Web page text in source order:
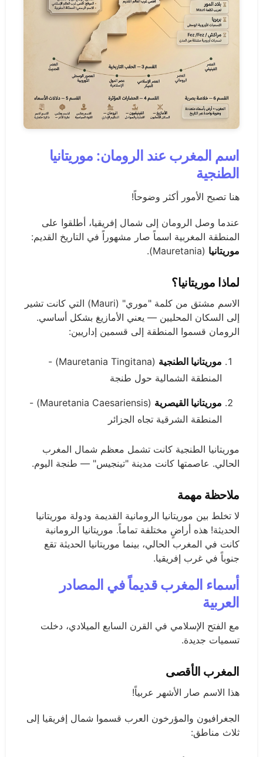
اسم المغرب عند الرومان: موريتانيا
الطنجية
هنا تصبح الأمور أكثر وضوحاً!
عندما وصل الرومان إلى شمال إفريقيا، أطلقوا على
المنطقة المغربية اسماً صار مشهوراً في التاريخ القديم:
موريتانيا (Mauretania).
لماذا موريتانيا؟
الاسم مشتق من كلمة "موري" (Mauri) التي كانت تشير
إلى السكان المحليين — يعني الأمازيغ بشكل أساسي.
الرومان قسموا المنطقة إلى قسمين إداريين:
موريتانيا الطنجية
(Mauretania Tingitana) -
المنطقة الشمالية حول طنجة
موريتانيا القيصرية
(Mauretania Caesariensis) -
المنطقة الشرقية تجاه الجزائر
موريتانيا الطنجية كانت تشمل معظم شمال المغرب
الحالي. عاصمتها كانت مدينة "تينجيس" — طنجة اليوم.
ملاحظة مهمة
لا تخلط بين موريتانيا الرومانية القديمة ودولة موريتانيا
الحديثة! هذه أراضٍ مختلفة تماماً. موريتانيا الرومانية
كانت في المغرب الحالي، بينما موريتانيا الحديثة تقع
جنوباً في غرب إفريقيا.
أسماء المغرب قديماً في المصادر
العربية
مع الفتح الإسلامي في القرن السابع الميلادي، دخلت
تسميات جديدة.
المغرب الأقصى
هذا الاسم صار الأشهر عربياً!
الجغرافيون والمؤرخون العرب قسموا شمال إفريقيا إلى
ثلاث مناطق: